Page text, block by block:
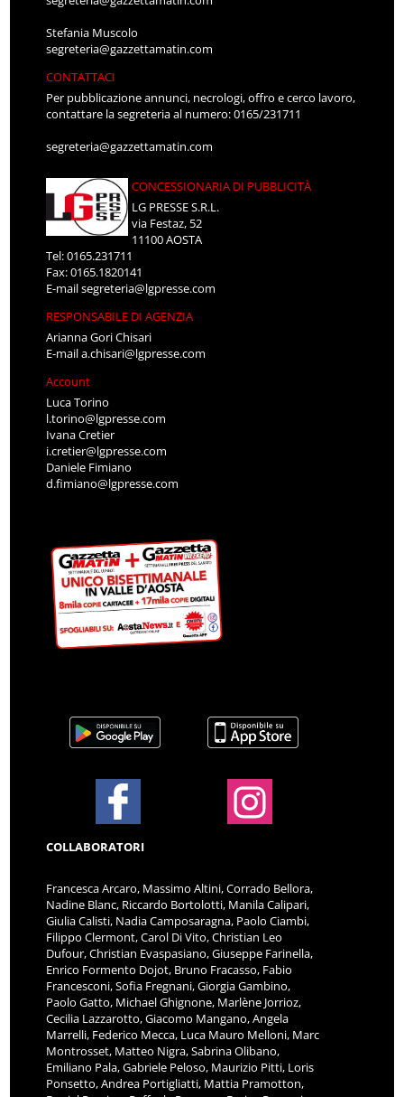
Stefania Muscolo
segreteria@gazzettamatin.com
CONTATTACI
Per pubblicazione annunci, necrologi, offro e cerco lavoro,
contattare la segreteria al numero: 0165/231711
segreteria@gazzettamatin.com
CONCESSIONARIA DI PUBBLICITÀ
LG PRESSE S.R.L.
via Festaz, 52
11100 AOSTA
Tel: 0165.231711
Fax: 0165.1820141
E-mailsegreteria@lgpresse.com
RESPONSABILE DI AGENZIA
Arianna Gori Chisari
E-maila.chisari@lgpresse.com
Account
Luca Torino
l.torino@lgpresse.com
Ivana Cretier
i.cretier@lgpresse.com
Daniele Fimiano
d.fimiano@lgpresse.com
COLLABORATORI
Francesca Arcaro, Massimo Altini, Corrado Bellora,
Nadine Blanc, Riccardo Bortolotti, Manila Calipari,
Giulia Calisti, Nadia Camposaragna, Paolo Ciambi,
Filippo Clermont, Carol Di Vito, Christian Leo
Dufour, Christian Evaspasiano, Giuseppe Farinella,
Enrico Formento Dojot, Bruno Fracasso, Fabio
Francesconi, Sofia Fregnani, Giorgia Gambino,
Paolo Gatto, Michael Ghignone, Marlène Jorrioz,
Cecilia Lazzarotto, Giacomo Mangano, Angela
Marrelli, Federico Mecca, Luca Mauro Melloni, Marc
Montrosset, Matteo Nigra, Sabrina Olibano,
Emiliano Pala, Gabriele Peloso, Maurizio Pitti, Loris
Ponsetto, Andrea Portigliatti, Mattia Pramotton,